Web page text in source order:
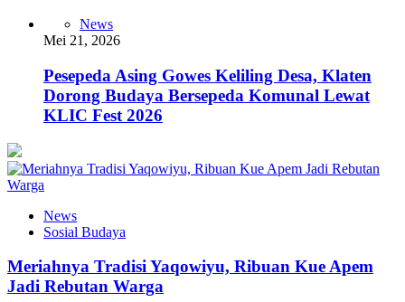
News
Mei 21, 2026
Pesepeda Asing Gowes Keliling Desa, Klaten
Dorong Budaya Bersepeda Komunal Lewat
KLIC Fest 2026
News
Sosial Budaya
Meriahnya Tradisi Yaqowiyu, Ribuan Kue Apem
Jadi Rebutan Warga